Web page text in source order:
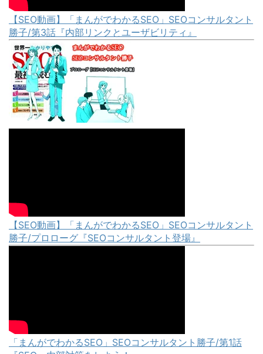
【SEO動画】「まんがでわかるSEO」SEOコンサルタント
勝子/第3話『内部リンクとユーザビリティ』
【SEO動画】「まんがでわかるSEO」SEOコンサルタント
勝子/プロローグ『SEOコンサルタント登場』
「まんがでわかるSEO」SEOコンサルタント勝子/第1話